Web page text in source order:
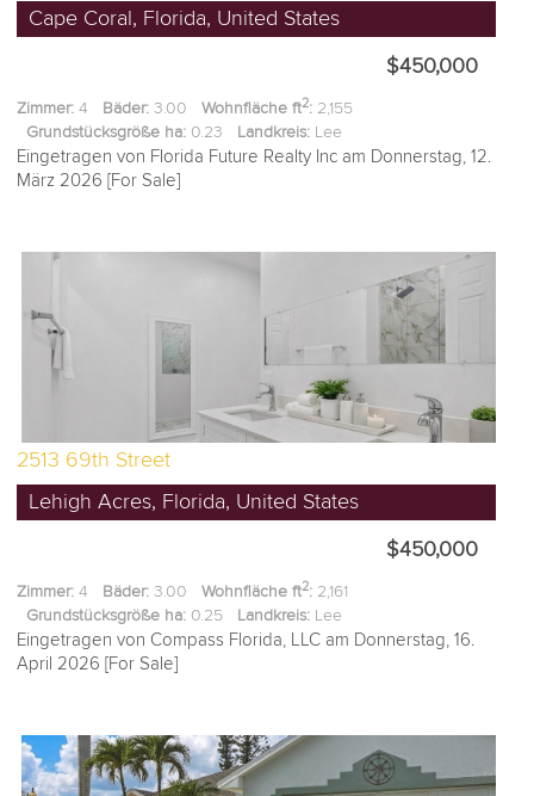
Cape Coral, Florida, United States
$450,000
Zimmer: 4 Bäder: 3.00Wohnfläche ft2: 2,155
Grundstücksgröße ha: 0.23 Landkreis: Lee
Eingetragen von Florida Future Realty Inc am Donnerstag, 12.
März 2026 [For Sale]
2513 69th Street
Lehigh Acres, Florida, United States
$450,000
Zimmer: 4 Bäder: 3.00Wohnfläche ft2: 2,161
Grundstücksgröße ha: 0.25 Landkreis: Lee
Eingetragen von Compass Florida, LLC am Donnerstag, 16.
April 2026 [For Sale]